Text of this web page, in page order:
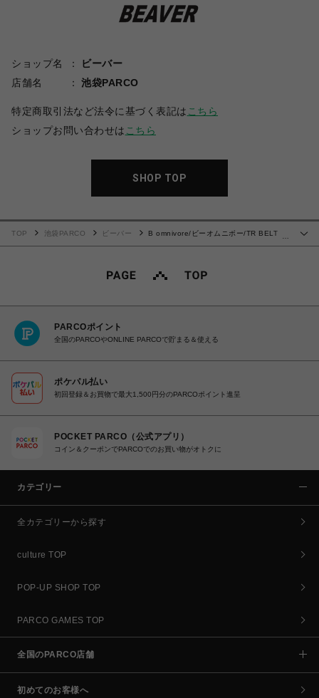
ショップ名
ビーバー
店舗名
池袋PARCO
特定商取引法など法令に基づく表記は こちら
ショップお問い合わせは こちら
SHOP TOP
TOP 池袋PARCO ビーバー
B omnivore/ビーオムニボー/TR BELT
PARCOポイント
全国のPARCOやONLINE PARCOで貯まる＆使える
ポケパル払い
初回登録＆お買物で最大1,500円分のPARCOポイント進呈
POCKET PARCO（公式アプリ）
コイン＆クーポンでPARCOでのお買い物がオトクに
カテゴリー
全カテゴリーから探す
culture TOP
POP-UP SHOP TOP
PARCO GAMES TOP
全国のPARCO店舗
初めてのお客様へ